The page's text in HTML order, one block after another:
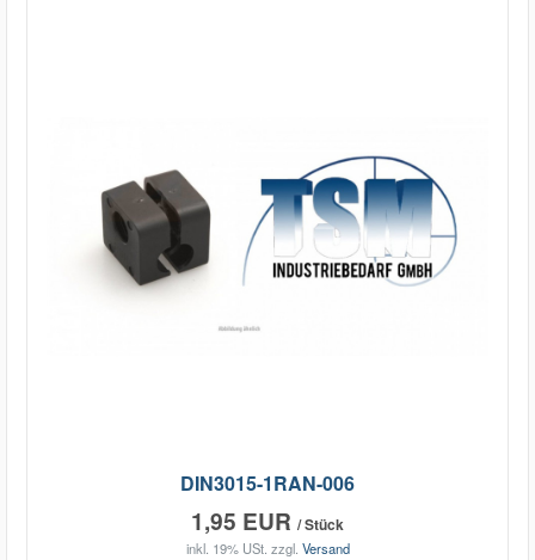
DIN3015-1RAN-006
1,95 EUR / Stück
inkl. 19% USt. zzgl. Versand